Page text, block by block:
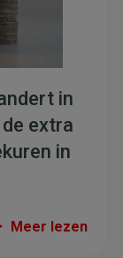
in
extra
in
Meer lezen